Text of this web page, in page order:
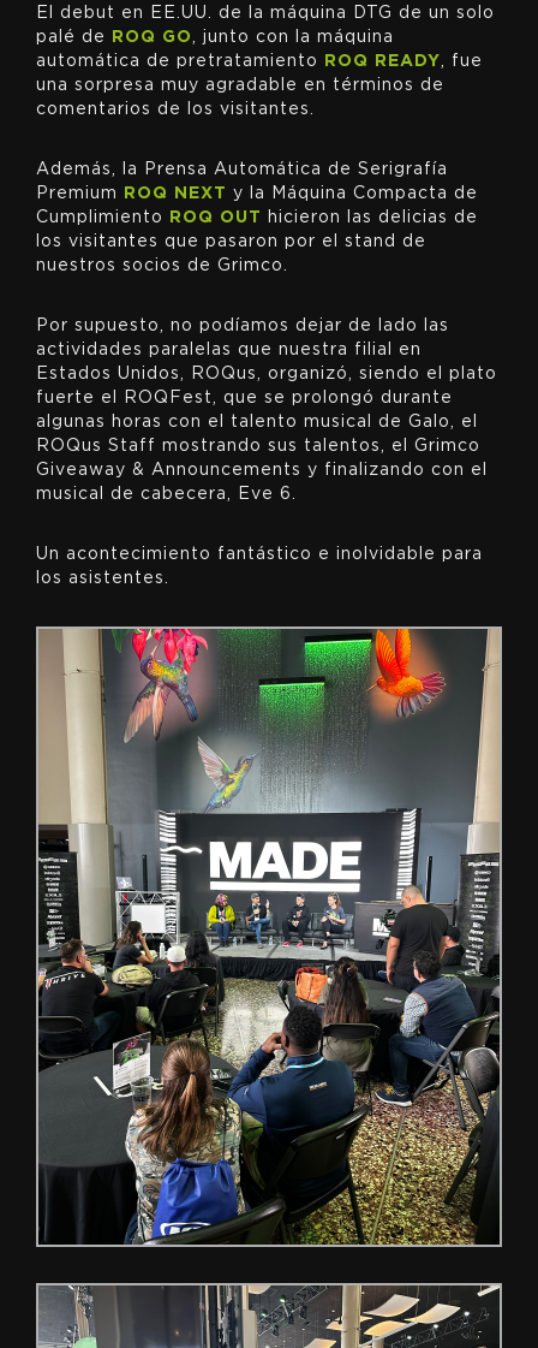
El debut en EE.UU. de la máquina DTG de un solo
palé de
ROQ GO, junto con la máquina
automática de pretratamiento
ROQ READY, fue
una sorpresa muy agradable en términos de
comentarios de los visitantes.
Además, la Prensa Automática de Serigrafía
Premium
ROQ NEXT y la Máquina Compacta de
Cumplimiento
ROQ OUT
hicieron las delicias de
los visitantes que pasaron por el stand de
nuestros socios de Grimco.
Por supuesto, no podíamos dejar de lado las
actividades paralelas que nuestra filial en
Estados Unidos, ROQus, organizó, siendo el plato
fuerte el ROQFest, que se prolongó durante
algunas horas con el talento musical de Galo, el
ROQus Staff mostrando sus talentos, el Grimco
Giveaway & Announcements y finalizando con el
musical de cabecera, Eve 6.
Un acontecimiento fantástico e inolvidable para
los asistentes.